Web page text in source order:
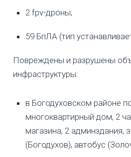
2 fpv-дроны;
59 БпЛА (тип
Повреждены и разрушены
инфраструктуры:
в Богодуховском районе
многоквартирный дом, 2
магазина, 2 админздания,
(Богодухов), автобус